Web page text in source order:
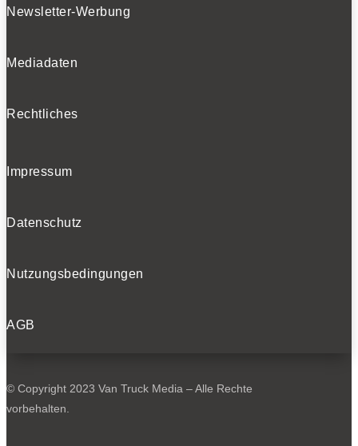
Newsletter-Werbung
Mediadaten
Rechtliches
Impressum
Datenschutz
Nutzungsbedingungen
AGB
© Copyright 2023 Van Truck Media – Alle Rechte
vorbehalten.